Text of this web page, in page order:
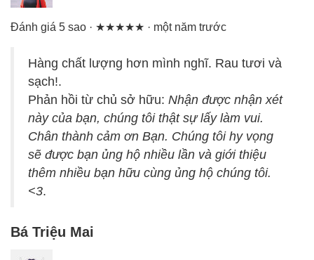
Đánh giá 5 sao · ★★★★★ · một năm trước
Hàng chất lượng hơn mình nghĩ. Rau tươi và
sạch!.
Phản hồi từ chủ sở hữu: Nhận được nhận xét
này của bạn, chúng tôi thật sự lấy làm vui.
Chân thành cảm ơn Bạn. Chúng tôi hy vọng
sẽ được bạn ủng hộ nhiều lần và giới thiệu
thêm nhiều bạn hữu cùng ủng hộ chúng tôi.
<3.
Bá Triệu Mai